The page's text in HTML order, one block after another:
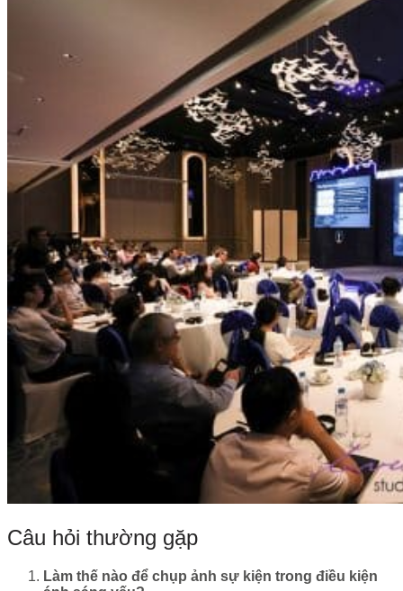
Câu hỏi thường gặp
Làm thế nào để chụp ảnh sự kiện trong điều kiện